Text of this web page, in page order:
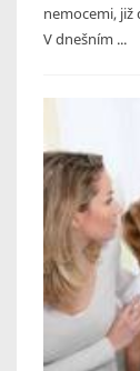
nemocemi,
V dnešním ...